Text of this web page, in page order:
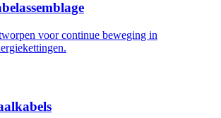
voor continue beweging in